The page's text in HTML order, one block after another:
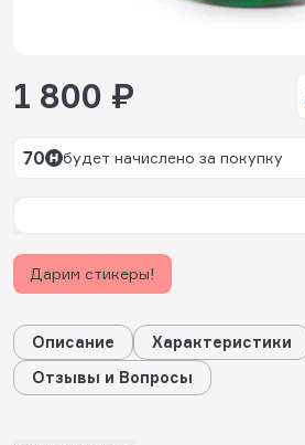
1 800 ₽
70 будет начислено за покупку
Дарим стикеры!
Описание
Характеристики
Отзывы и Вопросы